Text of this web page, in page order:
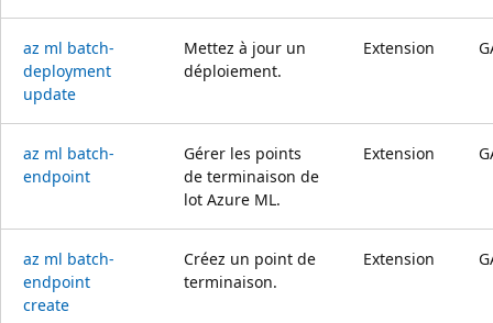
az ml batch-
deployment
update
Mettez à jour un
déploiement.
Extension
az ml batch-
endpoint
Gérer les points
de terminaison de
lot Azure ML.
Extension
az ml batch-
endpoint
create
Créez un point de
terminaison.
Extension